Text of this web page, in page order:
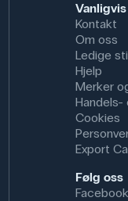
Vanligvis
Kontakt
Om oss
Ledige
Hjelp
Merker
Handels-
Cookies
Export
Følg oss
Facebook